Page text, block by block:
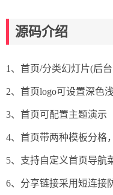
源码介绍
1、首页/分类幻灯片(后
2、首页logo可设置深色
3、首页可配置主题演示
4、首页带两种模板分格
5、支持自定义首页导航
6、分享链接采用短连接